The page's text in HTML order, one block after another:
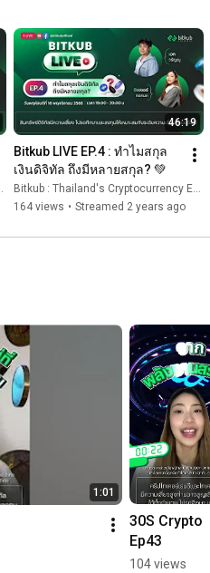
46:19
Bitkub LIVE EP.4 : ทำไมสกุล
เงินดิจิทัล ถึงมีหลายสกุล? 💚
Bitkub : Thailand's Cryptocurrency Exchange
164 views • Streamed 2 years ago
1:01
30S Crypto
Ep43
104 views